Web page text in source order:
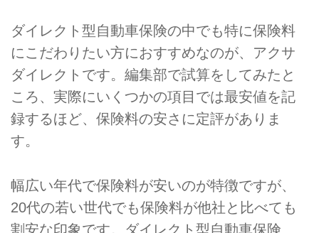
ダイレクト型自動車保険の中でも特に保険料
にこだわりたい方におすすめなのが、アクサ
ダイレクトです。編集部で試算をしてみたと
ころ、実際にいくつかの項目では最安値を記
録するほど、保険料の安さに定評がありま
す。
幅広い年代で保険料が安いのが特徴ですが、
20代の若い世代でも保険料が他社と比べても
割安な印象です。ダイレクト型自動車保険